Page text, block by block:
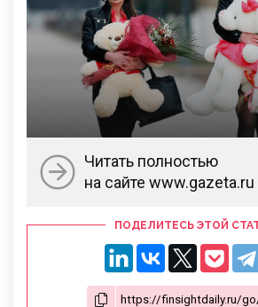
Читать полностью
на сайте www.gazeta.ru
ПОДЕЛИТЕСЬ ЭТОЙ